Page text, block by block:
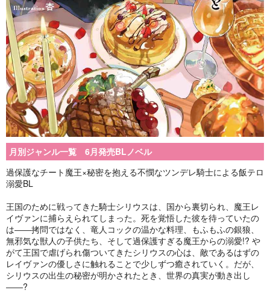
月別ジャンル一覧 6月発売BLノベル
過保護なチート魔王×秘密を抱える不憫なツンデレ騎士による飯テロ
溺愛BL
王国のために戦ってきた騎士シリウスは、国から裏切られ、魔王レ
イヴァンに捕らえられてしまった。死を覚悟した彼を待っていたの
は――拷問ではなく、竜人コックの温かな料理、もふもふの銀狼、
無邪気な獣人の子供たち、そして過保護すぎる魔王からの溺愛!? や
がて王国で虐げられ傷ついてきたシリウスの心は、敵であるはずの
レイヴァンの優しさに触れることで少しずつ癒されていく。だが、
シリウスの出生の秘密が明かされたとき、世界の真実が動き出し
――?